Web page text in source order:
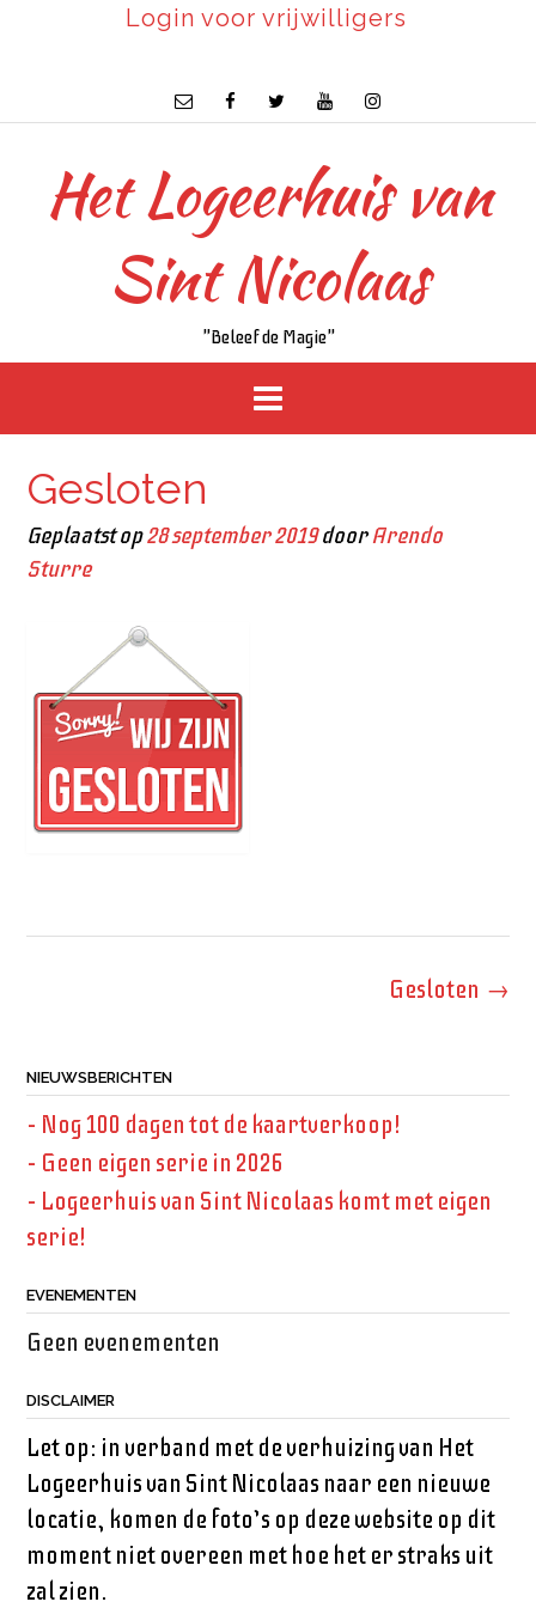
Login voor vrijwilligers
Het Logeerhuis van
Sint Nicolaas
"Beleef de Magie"
Gesloten
Geplaatst op28 september 2019doorArendo
Sturre
Gesloten →
NIEUWSBERICHTEN
– Nog 100 dagen tot de kaartverkoop!
– Geen eigen serie in 2026
– Logeerhuis van Sint Nicolaas komt met eigen
serie!
EVENEMENTEN
Geen evenementen
DISCLAIMER
Let op: in verband met de verhuizing van Het
Logeerhuis van Sint Nicolaas naar een nieuwe
locatie, komen de foto’s op deze website op dit
moment niet overeen met hoe het er straks uit
zal zien.